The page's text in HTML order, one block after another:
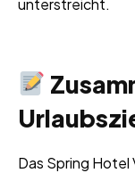
Das Spring Hotel